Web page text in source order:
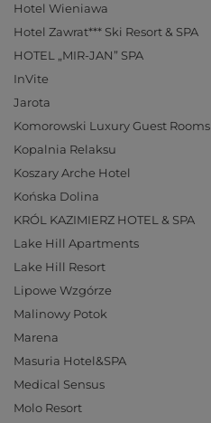
Hotel Wieniawa
Hotel Zawrat*** Ski Resort & SPA
HOTEL „MIR-JAN” SPA
InVite
Jarota
Komorowski Luxury Guest Rooms
Kopalnia Relaksu
Koszary Arche Hotel
Końska Dolina
KRÓL KAZIMIERZ HOTEL & SPA
Lake Hill Apartments
Lake Hill Resort
Lipowe Wzgórze
Malinowy Potok
Marena
Masuria Hotel&SPA
Medical Sensus
Molo Resort